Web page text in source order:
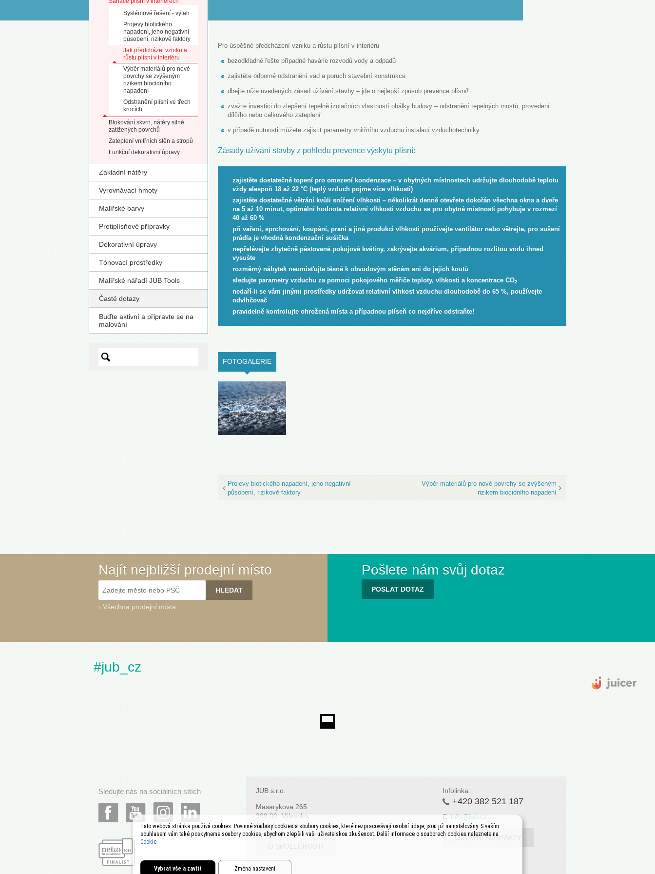
Systémové řešení - výtah
Projevy biotického
napadení, jeho negativní
působení, rizikové faktory
Jak předcházet vzniku a
růstu plísní v interiéru
Výběr materiálů pro nové
povrchy se zvýšeným
rizikem biocidního
napadení
Odstranění plísní ve třech
krocích
Blokování skvrn, nátěry silně
zatížených povrchů
Zateplení vnitřních stěn a stropů
Funkční dekorativní úpravy
Základní nátěry
Vyrovnávací hmoty
Malířské barvy
Protiplísňové přípravky
Dekorativní úpravy
Tónovací prostředky
Malířské nářadí JUB Tools
Časté dotazy
Buďte aktivní a připravte se na
malování
Pro úspěšné předcházení vzniku a růstu plísní v interiéru
bezodkladně řešte případné havárie rozvodů vody a odpadů
zajistěte odborné odstranění vad a poruch stavební konstrukce
dbejte níže uvedených zásad užívání stavby – jde o nejlepší způsob prevence plísní!
zvažte investici do zlepšení tepelně izolačních vlastností obálky budovy – odstranění tepelných mostů, provedení
dílčího nebo celkového zateplení
v případě nutnosti můžete zajistit parametry vnitřního vzduchu instalací vzduchotechniky
Zásady užívání stavby z pohledu prevence výskytu plísní:
zajistěte dostatečné topení pro omezení kondenzace – v obytných místnostech udržujte dlouhodobě teplotu
vždy alespoň 18 až 22 °C (teplý vzduch pojme více vlhkosti)
zajistěte dostatečné větrání kvůli snížení vlhkosti – několikrát denně otevřete dokořán všechna okna a dveře
na 5 až 10 minut, optimální hodnota relativní vlhkosti vzduchu se pro obytné místnosti pohybuje v rozmezí
40 až 60 %
při vaření, sprchování, koupání, praní a jiné produkci vlhkosti používejte ventilátor nebo větrejte, pro sušení
prádla je vhodná kondenzační sušička
nepřelévejte zbytečně pěstované pokojové květiny, zakrývejte akvárium, případnou rozlitou vodu ihned
vysušte
rozměrný nábytek neumisťujte těsně k obvodovým stěnám ani do jejich koutů
sledujte parametry vzduchu za pomoci pokojového měřiče teploty, vlhkosti a koncentrace CO2
nedaří-li se vám jinými prostředky udržovat relativní vlhkost vzduchu dlouhodobě do 65 %, používejte
odvlhčovač
pravidelně kontrolujte ohrožená místa a případnou plíseň co nejdříve odstraňte!
FOTOGALERIE
Projevy biotického napadení, jeho negativní
působení, rizikové faktory
Výběr materiálů pro nové povrchy se zvýšeným
rizikem biocidního napadení
Najít nejbližší prodejní místo
› Všechna prodejní místa
Pošlete nám svůj dotaz
POSLAT DOTAZ
#jub_cz
Sledujte nás na sociálních sítích JUB s.r.o.
Masarykova 265
399 00 Milevsko
Česká republika
O SPOLEČNOSTI
Infolinka:
+420 382 521 187
E: info@jub.cz
OSTATNÍ KONTAKTY
Tato webová stránka používá cookies. Povinné soubory cookies a soubory cookies, které nezpracovávají osobní údaje, jsou již nainstalovány. S vaším
souhlasem vám také poskytneme soubory cookies, abychom zlepšili vaši uživatelskou zkušenost. Další informace o souborech cookies naleznete na
Cookie
Změna nastavení
Vybrat vše a zavřít